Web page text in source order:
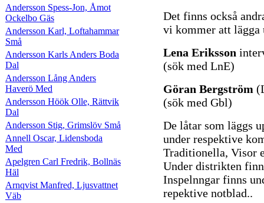
Andersson Spess-Jon, Åmot
Ockelbo Gäs
Andersson Karl, Loftahammar
Små
Andersson Karls Anders Boda
Dal
Andersson Lång Anders
Haverö Med
Andersson Höök Olle, Rättvik
Dal
Andersson Stig, Grimslöv Små
Annell Oscar, Lidensboda
Med
Apelgren Carl Fredrik, Bollnäs
Häl
Arnqvist Manfred, Ljusvattnet
Väb
Det finns också
vi kommer att lägga
Lena Eriksson
(sök med LnE)
Göran Bergström
(sök med Gbl)
De låtar som läggs
under respektive
Traditionella, Visor
Under distrikten
Inspelnngar finns
repektive notblad..